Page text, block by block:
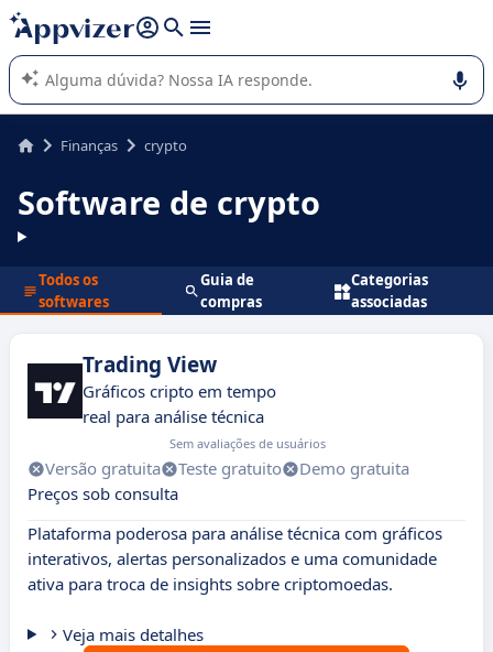
de nossa IA (várias linhas com
A IA do Appvizer o orienta no uso ou na seleção de software
SaaS para sua empresa.
Finanças crypto
Software de crypto
Todos os
softwares
Guia de
compras
Categorias
associadas
Trading View
Gráficos cripto em tempo
real para análise técnica
Sem avaliações de usuários
Versão gratuita Teste gratuito
Demo gratuita
Preços sob consulta
Plataforma poderosa para análise técnica com gráficos
interativos, alertas personalizados e uma comunidade
ativa para troca de insights sobre criptomoedas.
Veja mais detalhes